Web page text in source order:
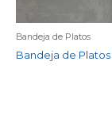
Bandeja de Platos
Bandeja de